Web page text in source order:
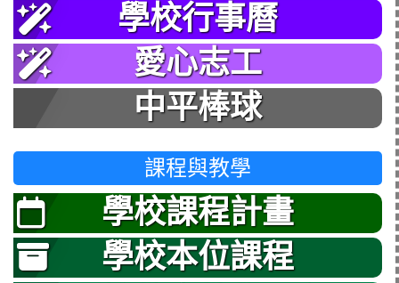
學校行事曆
愛心志工
中平棒球
課程與教學
學校課程計畫
學校本位課程